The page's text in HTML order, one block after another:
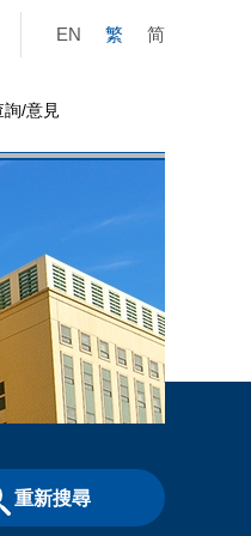
EN 繁 简
詢/意見
重新搜尋